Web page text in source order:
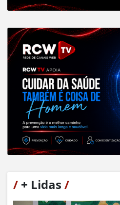
/ + Lidas /